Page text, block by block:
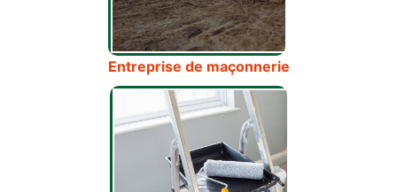
Entreprise de maçonnerie